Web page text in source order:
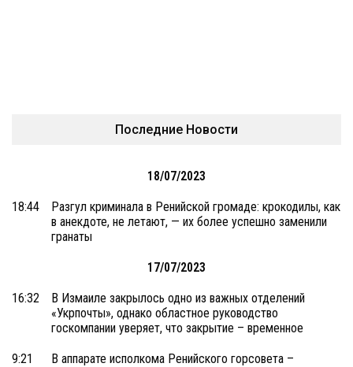
Последние Новости
18/07/2023
18:44
Разгул криминала в Ренийской громаде: крокодилы, как
в анекдоте, не летают, — их более успешно заменили
гранаты
17/07/2023
16:32
В Измаиле закрылось одно из важных отделений
«Укрпочты», однако областное руководство
госкомпании уверяет, что закрытие – временное
9:21
В аппарате исполкома Ренийского горсовета –